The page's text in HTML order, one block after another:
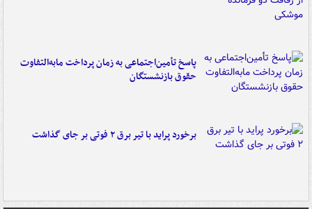
پاسخ تأمین‌اجتماعی به زمان پرداخت مابه‌التفاوت
حقوق بازنشستگان
برخورد پراید با تیر برق ۲ فوتی بر جای گذاشت